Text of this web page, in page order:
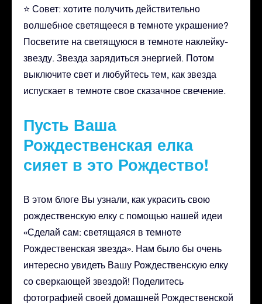
⭐ Совет: хотите получить действительно
волшебное светящееся в темноте украшение?
Посветите на светящуюся в темноте наклейку-
звезду. Звезда зарядиться энергией. Потом
выключите свет и любуйтесь тем, как звезда
испускает в темноте свое сказачное свечение.
Пусть Ваша
Рождественская елка
сияет в это Рождество!
В этом блоге Вы узнали, как украсить свою
рождественскую елку с помощью нашей идеи
«Сделай сам: светящаяся в темноте
Рождественская звезда». Нам было бы очень
интересно увидеть Вашу Рождественскую елку
со сверкающей звездой! Поделитесь
фотографией своей домашней Рождественской